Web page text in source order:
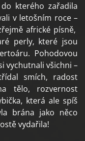
kterého zařadila
v letošním roce –
africké písně,
perly, které jsou
Pohodovou
vychutnali všichni –
smích, radost
tělo, rozvernost
která ale spíš
brána jako něco
vydařila!